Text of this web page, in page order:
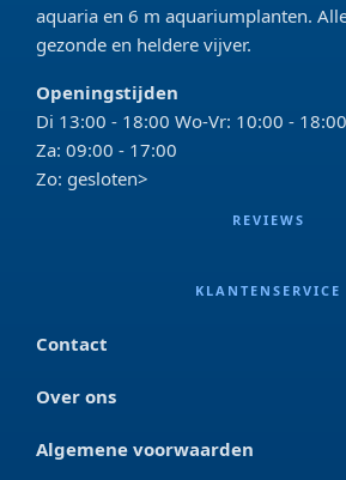
aquaria en 6 m aquariumplanten.
gezonde en heldere vijver.
Openingstijden
Di 13:00 - 18:00 Wo-Vr: 10:00 - 18:00
Za: 09:00 - 17:00
Zo: gesloten>
REVIEWS
KLANTENSERVICE
Contact
Over ons
Algemene voorwaarden